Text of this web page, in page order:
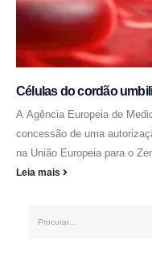
Células do cordão
A Agência Europeia de
concessão de uma
na União Europeia para o
Leia mais